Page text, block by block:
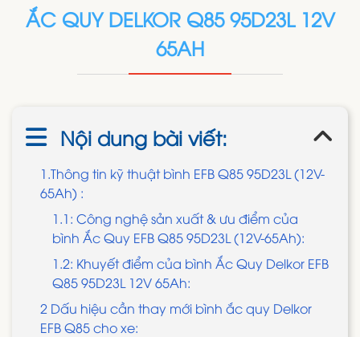
ẮC QUY DELKOR Q85 95D23L 12V
65AH
Nội dung bài viết:
1.Thông tin kỹ thuật bình EFB Q85 95D23L (12V-
65Ah) :
1.1: Công nghệ sản xuất & ưu điểm của
bình Ắc Quy EFB Q85 95D23L (12V-65Ah):
1.2: Khuyết điểm của bình Ắc Quy Delkor EFB
Q85 95D23L 12V 65Ah:
2 Dấu hiệu cần thay mới bình ắc quy Delkor
EFB Q85 cho xe: